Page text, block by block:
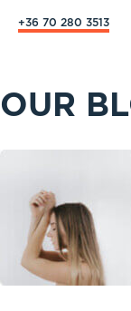
+36 70 280 3513
OUR